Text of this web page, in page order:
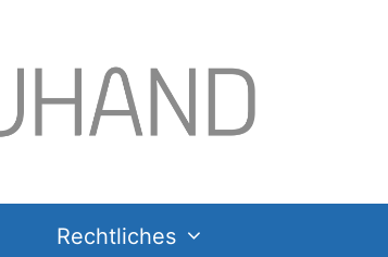
Rechtliches